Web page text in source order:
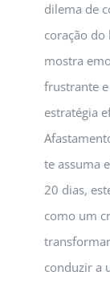
dilema de
coração do
mostra
frustrante
estratégia
te assuma
20 dias,
como um
conduzir a